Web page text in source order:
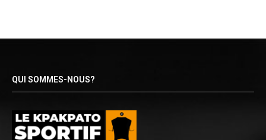
QUI SOMMES-NOUS?